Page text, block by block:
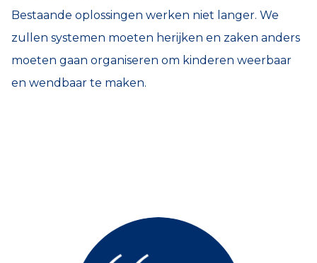
Bestaande oplossingen werken niet langer. We
zullen systemen moeten herijken en zaken anders
moeten gaan organiseren om kinderen weerbaar
en wendbaar te maken.